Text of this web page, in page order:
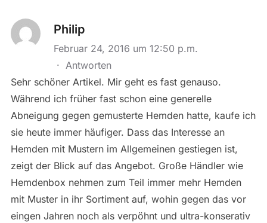
Philip
Februar 24, 2016 um 12:50 p.m.
· Antworten
Sehr schöner Artikel. Mir geht es fast genauso.
Während ich früher fast schon eine generelle
Abneigung gegen gemusterte Hemden hatte, kaufe ich
sie heute immer häufiger. Dass das Interesse an
Hemden mit Mustern im Allgemeinen gestiegen ist,
zeigt der Blick auf das Angebot. Große Händler wie
Hemdenbox nehmen zum Teil immer mehr Hemden
mit Muster in ihr Sortiment auf, wohin gegen das vor
eingen Jahren noch als verpöhnt und ultra-konserativ